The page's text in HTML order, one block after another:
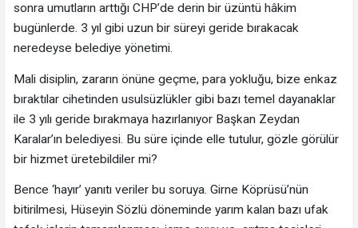
sonra umutların arttığı CHP’de derin bir üzüntü hâkim
bugünlerde. 3 yıl gibi uzun bir süreyi geride bırakacak
neredeyse belediye yönetimi.
Mali disiplin, zararın önüne geçme, para yokluğu, bize enkaz
bıraktılar cihetinden usulsüzlükler gibi bazı temel dayanaklar
ile 3 yılı geride bırakmaya hazırlanıyor Başkan Zeydan
Karalar’ın belediyesi. Bu süre içinde elle tutulur, gözle görülür
bir hizmet üretebildiler mi?
Bence ‘hayır’ yanıtı veriler bu soruya. Girne Köprüsü’nün
bitirilmesi, Hüseyin Sözlü döneminde yarım kalan bazı ufak